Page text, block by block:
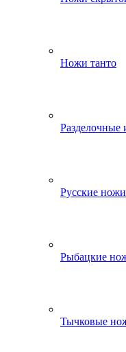
Ножи танто
Русские ножи
Рыбацкие
Тычковые